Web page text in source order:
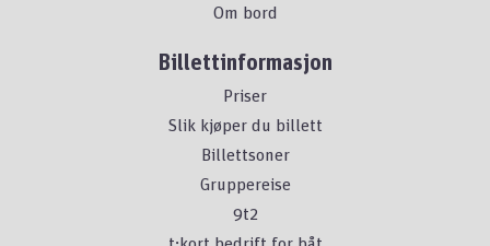
Om bord
Billettinformasjon
Priser
Slik kjøper du billett
Billettsoner
Gruppereise
9t2